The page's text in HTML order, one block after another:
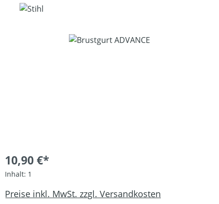
Bildergalerie überspringen
10,90 €*
Inhalt: 1
Preise inkl. MwSt. zzgl. Versandkosten